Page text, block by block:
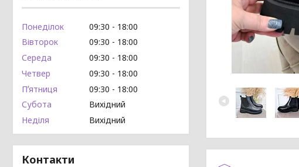
Понеділок 09:30
18:00
Вівторок
09:30
18:00
Середа
09:30
18:00
Четвер
09:30
18:00
Пʼятниця
09:30
18:00
Субота
Вихідний
Неділя
Вихідний
Контакти